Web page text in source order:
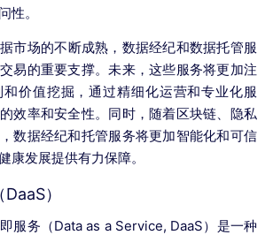
性。
据市场的不断成熟，数据经纪和数据托管服
易的重要支撑。未来，这些服务将更加注
价值挖掘，通过精细化运营和专业化服
效率和安全性。同时，随着区块链、隐私
数据经纪和托管服务将更加智能化和可信
康发展提供有力保障。
）
即服务（Data as a Service, DaaS）是一种